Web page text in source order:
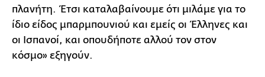
πλανήτη. Έτσι καταλαβαίνουμε ότι μιλάμε για το
ίδιο είδος μπαρμπουνιού και εμείς οι Έλληνες και
οι Ισπανοί, και οπουδήποτε αλλού τον στον
κόσμο» εξηγούν.